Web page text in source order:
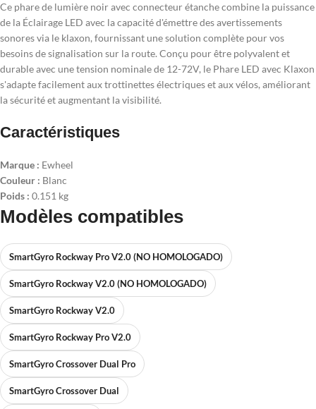
Ce phare de lumière noir avec connecteur étanche combine la puissance
de la Éclairage LED avec la capacité d'émettre des avertissements
sonores via le klaxon, fournissant une solution complète pour vos
besoins de signalisation sur la route. Conçu pour être polyvalent et
durable avec une tension nominale de 12-72V, le Phare LED avec Klaxon
s'adapte facilement aux trottinettes électriques et aux vélos, améliorant
la sécurité et augmentant la visibilité.
Caractéristiques
Marque : Ewheel
Couleur : Blanc
Poids : 0.151 kg
Modèles compatibles
SmartGyro Rockway Pro V2.0 (NO HOMOLOGADO)
SmartGyro Rockway V2.0 (NO HOMOLOGADO)
SmartGyro Rockway V2.0
SmartGyro Rockway Pro V2.0
SmartGyro Crossover Dual Pro
SmartGyro Crossover Dual